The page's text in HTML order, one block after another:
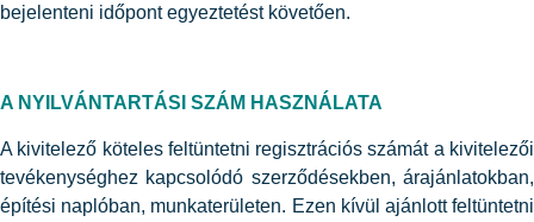
bejelenteni időpont egyeztetést követően.
A NYILVÁNTARTÁSI SZÁM HASZNÁLATA
A kivitelező köteles feltüntetni regisztrációs számát a kivitelezői
tevékenységhez kapcsolódó szerződésekben, árajánlatokban,
építési naplóban, munkaterületen. Ezen kívül ajánlott feltüntetni